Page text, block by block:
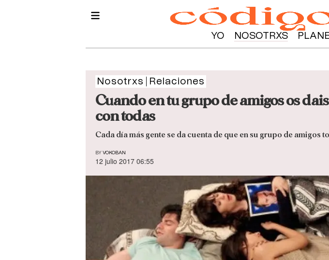
YO NOSOTRXS
Nosotrxs Relaciones
Cuando en tu grupo de amigos os
con todas
Cada día más gente se da cuenta de que en su grupo de
BY VOKOBAN
12 julio 2017 06:55